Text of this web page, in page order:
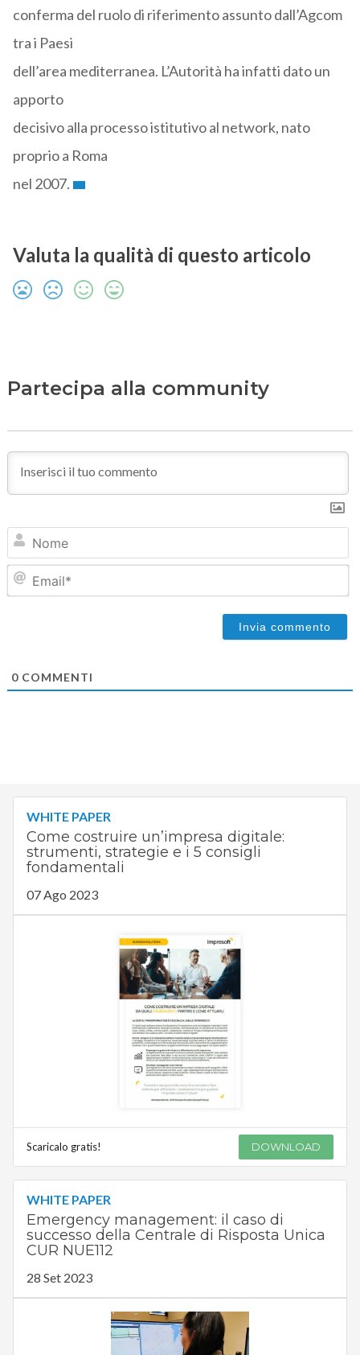
conferma del ruolo di riferimento assunto dall’Agcom
tra i Paesi
dell’area mediterranea. L’Autorità ha infatti dato un
apporto
decisivo alla processo istitutivo al network, nato
proprio a Roma
nel 2007.
Valuta la qualità di questo articolo
Partecipa alla community
0COMMENTI
WHITE PAPER
Come costruire un’impresa digitale:
strumenti, strategie e i 5 consigli
fondamentali
07 Ago 2023
Scaricalo gratis! DOWNLOAD
WHITE PAPER
Emergency management: il caso di
successo della Centrale di Risposta Unica
CUR NUE112
28 Set 2023